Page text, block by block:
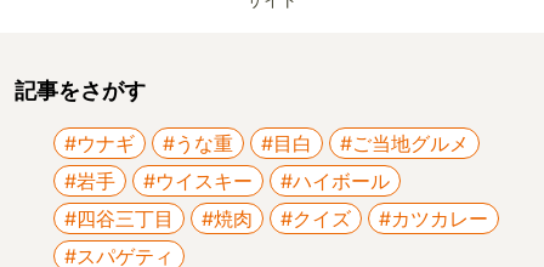
記事をさがす
#ウナギ #うな重 #目白
#ご当地グルメ
#岩手
#ウイスキー
#ハイボール
#四谷三丁目
#焼肉 #クイズ
#カツカレー
#スパゲティ